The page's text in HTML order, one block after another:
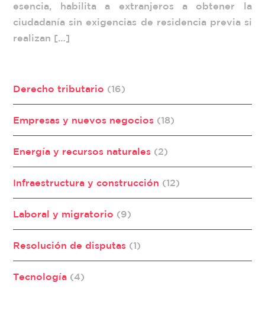
esencia, habilita a extranjeros a obtener la
ciudadanía sin exigencias de residencia previa si
realizan […]
Derecho tributario (16)
Empresas y nuevos negocios (18)
Energía y recursos naturales (2)
Infraestructura y construcción (12)
Laboral y migratorio (9)
Resolución de disputas (1)
Tecnología (4)